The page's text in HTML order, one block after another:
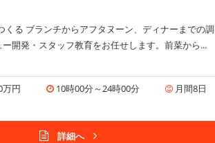
る ブランチからアフタヌーン、ディナーまでの調
開発・スタッフ教育をお任せします。前菜から...
円 10時00分～24時00分 月間8日
詳細へ